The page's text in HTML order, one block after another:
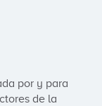
por y para
de la